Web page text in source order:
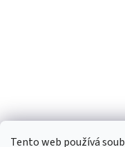
Tento web používá